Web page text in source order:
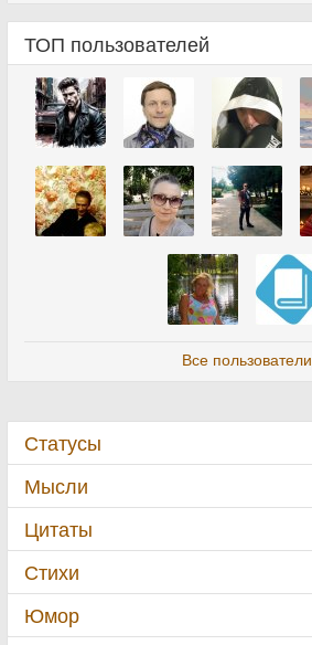
ТОП пользователей
Все пользователи
Статусы
Мысли
Цитаты
Стихи
Юмор